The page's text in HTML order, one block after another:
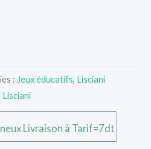
: Jeux éducatifs, Lisciani
Lisciani
Livraison à Tarif=7dt